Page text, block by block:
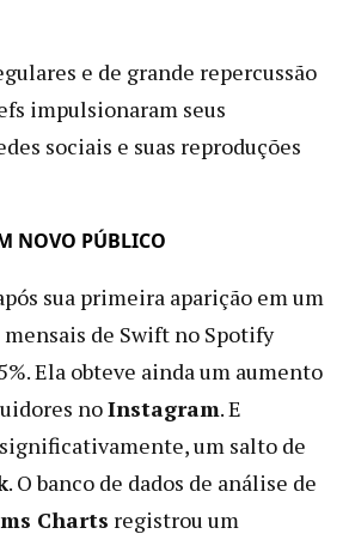
e de grande repercussão
impulsionaram seus
sociais e suas reproduções
NOVO PÚBLICO
sua primeira aparição em um
de Swift no Spotify
Ela obteve ainda um aumento
noInstagram. E
um salto de
. O banco de dados de análise de
Charts registrou um